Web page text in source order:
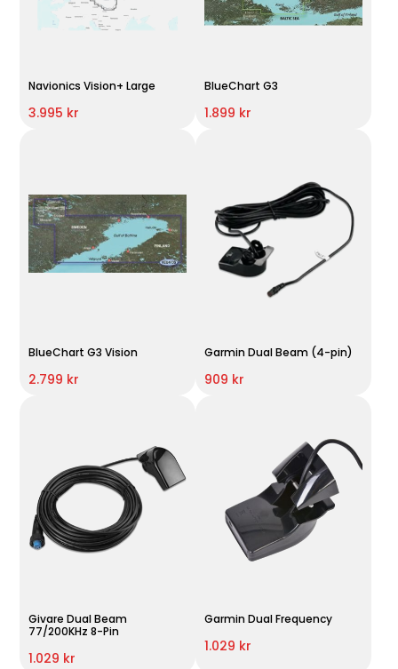
Navionics Vision+ Large
3.995 kr
BlueChart G3
1.899 kr
BlueChart G3 Vision
2.799 kr
Garmin Dual Beam (4-pin)
909 kr
Givare Dual Beam
77/200KHz 8-Pin
1.029 kr
Garmin Dual Frequency
1.029 kr